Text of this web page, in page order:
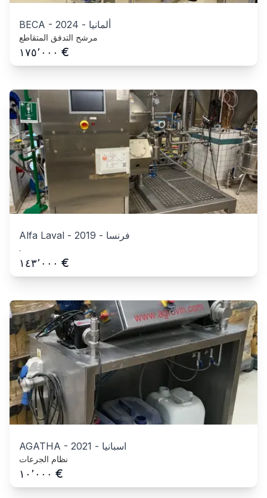
BECA - 2024 - ألمانيا
مرشح التدفق المتقاطع
١٧٥٬٠٠٠ €
Alfa Laval - 2019 - فرنسا
.
١٤٣٬٠٠٠ €
AGATHA - 2021 - اسبانيا
نظام الجرعات
١٠٬٠٠٠ €